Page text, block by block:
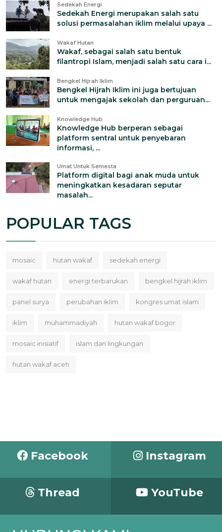
Sedekah Energi
Sedekah Energi merupakan salah satu
solusi permasalahan iklim melalui upaya ...
Wakaf Hutan
Wakaf, sebagai salah satu bentuk
filantropi Islam, menjadi salah satu cara i...
Bengkel Hijrah Iklim
Bengkel Hijrah Iklim ini juga bertujuan
untuk mengajak sekolah dan perguruan...
Knowledge Hub
Knowledge Hub berperan sebagai
platform sentral untuk penyebaran
informasi, ...
Umat Untuk Semesta
Platform digital bagi anak muda untuk
meningkatkan kesadaran seputar
masalah...
POPULAR TAGS
mosaic hutan wakaf sedekah energi
wakaf hutan energi terbarukan bengkel hijrah iklim
panel surya perubahan iklim kongres umat islam
iklim muhammadiyah hutan wakaf bogor
mosaic inisiatif islam dan lingkungan
hutan wakaf aceh
Facebook Instagram
Thread YouTube